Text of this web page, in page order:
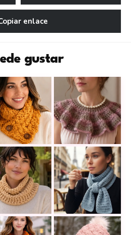
enlace
gustar
envolverá tus días
a tejer este original
El cuello de
un cuello tejido tierno
a tejer un cuello a
¡Elegancia